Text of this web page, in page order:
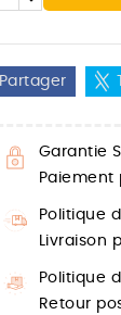
Partager
Garantie
Paiement
Politique
Livraison
Politique
Retour